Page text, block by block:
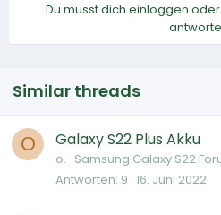
Du musst dich einloggen
Similar threads
O Galaxy S22 Plus Akku
o. Samsung Galaxy S22
Antworten 9 16. Juni 2022